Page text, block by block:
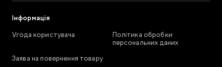
Інформація
Угода користувача
Політика обробки
персональних даних
Заява на повернення товару